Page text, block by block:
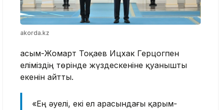
akorda.kz
Қасым-Жомарт Тоқаев Ицхак Герцогпен
еліміздің төрінде жүздескеніне қуанышты
екенін айтты.
«Ең әуелі, екі ел арасындағы қарым-